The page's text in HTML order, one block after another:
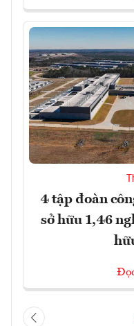
4 tập đoàn
sở hữu 1,46